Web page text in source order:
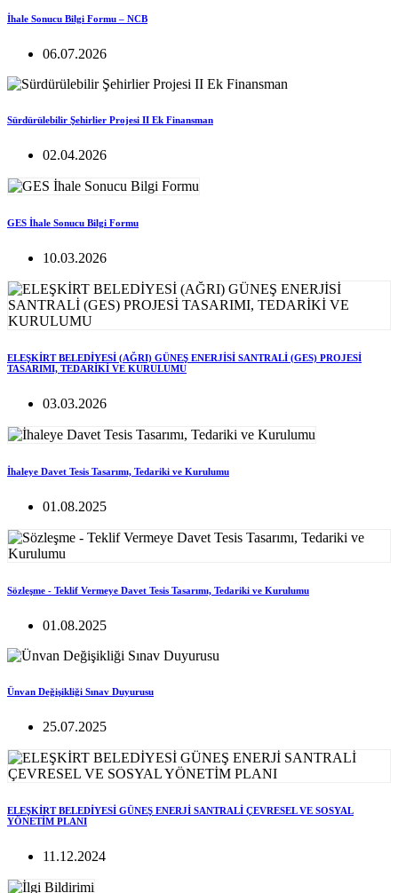
İhale Sonucu Bilgi Formu – NCB
06.07.2026
Sürdürülebilir Şehirlier Projesi II Ek Finansman
02.04.2026
GES İhale Sonucu Bilgi Formu
10.03.2026
ELEŞKİRT BELEDİYESİ (AĞRI) GÜNEŞ ENERJİSİ SANTRALİ (GES) PROJESİ
TASARIMI, TEDARİKİ VE KURULUMU
03.03.2026
İhaleye Davet Tesis Tasarımı, Tedariki ve Kurulumu
01.08.2025
Sözleşme - Teklif Vermeye Davet Tesis Tasarımı, Tedariki ve Kurulumu
01.08.2025
Ünvan Değişikliği Sınav Duyurusu
25.07.2025
ELEŞKİRT BELEDİYESİ GÜNEŞ ENERJİ SANTRALİ ÇEVRESEL VE SOSYAL
YÖNETİM PLANI
11.12.2024